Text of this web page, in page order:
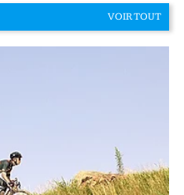
VOIR TOUT